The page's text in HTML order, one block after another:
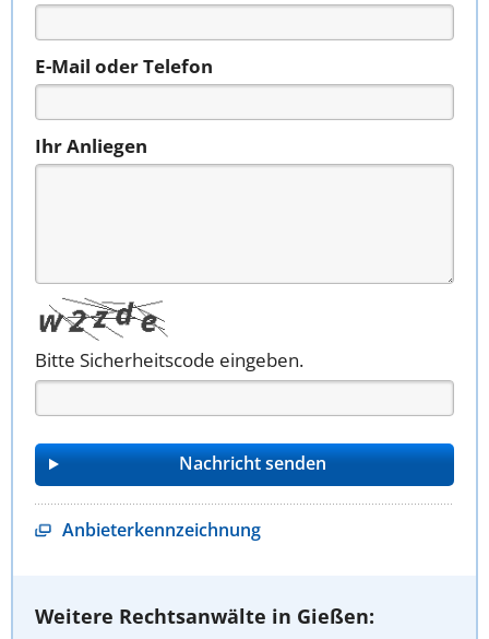
E-Mail oder Telefon
Ihr Anliegen
Bitte Sicherheitscode eingeben.
Anbieterkennzeichnung
Weitere Rechtsanwälte in Gießen: